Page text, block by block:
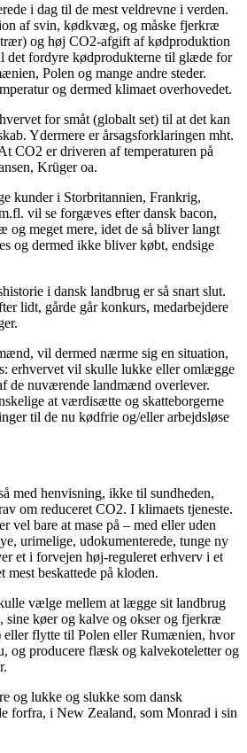
i dag til de mest veldrevne i verden.
af svin, kødkvæg, og måske fjerkræ
og høj CO2-afgift af kødproduktion
det fordyre kødprodukterne til glæde for
Polen og mange andre steder.
og dermed klimaet overhovedet.
for småt (globalt set) til at det kan
Ydermere er årsagsforklaringen mht.
CO2 er driveren af temperaturen på
Krüger oa.
kunder i Storbritannien, Frankrig,
vil se forgæves efter dansk bacon,
og meget mere, idet de så bliver langt
og dermed ikke bliver købt, endsige
i dansk landbrug er så snart slut.
lidt, gårde går konkurs, medarbejdere
vil dermed nærme sig en situation,
erhvervet vil skulle lukke eller omlægge
de nuværende landmænd overlever.
at værdisætte og skatteborgerne
til de nu kødfrie og/eller arbejdsløse
med henvisning, ikke til sundheden,
om reduceret CO2. I klimaets tjeneste.
vel bare at mase på – med eller uden
urimelige, udokumenterede, tunge ny
et i forvejen høj-reguleret erhverv i et
mest beskattede på kloden.
vælge mellem at lægge sit landbrug
sine køer og kalve og okser og fjerkræ
eller flytte til Polen eller Rumænien, hvor
og producere flæsk og kalvekoteletter og
og lukke og slukke som dansk
forfra, i New Zealand, som Monrad i sin